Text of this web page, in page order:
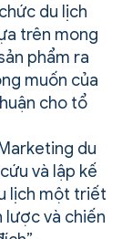
du lịch
trên mong
phẩm ra
muốn của
cho tổ
du
và lập kế
lịch một triết
lược và chiến